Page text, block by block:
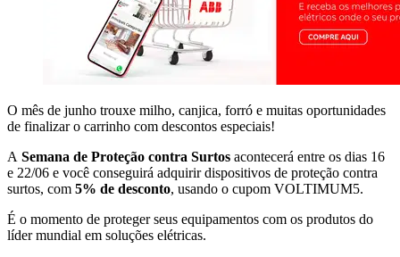
O mês de junho trouxe milho, canjica, forró e muitas oportunidades
de finalizar o carrinho com descontos especiais!
A Semana de Proteção contra Surtos acontecerá entre os dias 16
e 22/06 e você conseguirá adquirir dispositivos de proteção contra
surtos, com 5% de desconto, usando o cupom VOLTIMUM5.
É o momento de proteger seus equipamentos com os produtos do
líder mundial em soluções elétricas.